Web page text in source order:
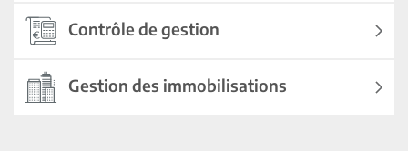
Contrôle de gestion
Gestion des immobilisations